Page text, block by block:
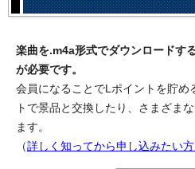
楽曲を.m4a形式でダウンロードす
が必要です。
会員になることでLポイントを貯め
トで景品と交換したり、さまざま
ます。
（詳しく知ってから申し込みたい